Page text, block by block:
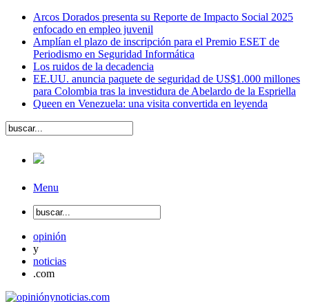
Arcos Dorados presenta su Reporte de Impacto Social 2025
enfocado en empleo juvenil
Amplían el plazo de inscripción para el Premio ESET de
Periodismo en Seguridad Informática
Los ruidos de la decadencia
EE.UU. anuncia paquete de seguridad de US$1.000 millones
para Colombia tras la investidura de Abelardo de la Espriella
Queen en Venezuela: una visita convertida en leyenda
Menu
opinión
y
noticias
.com